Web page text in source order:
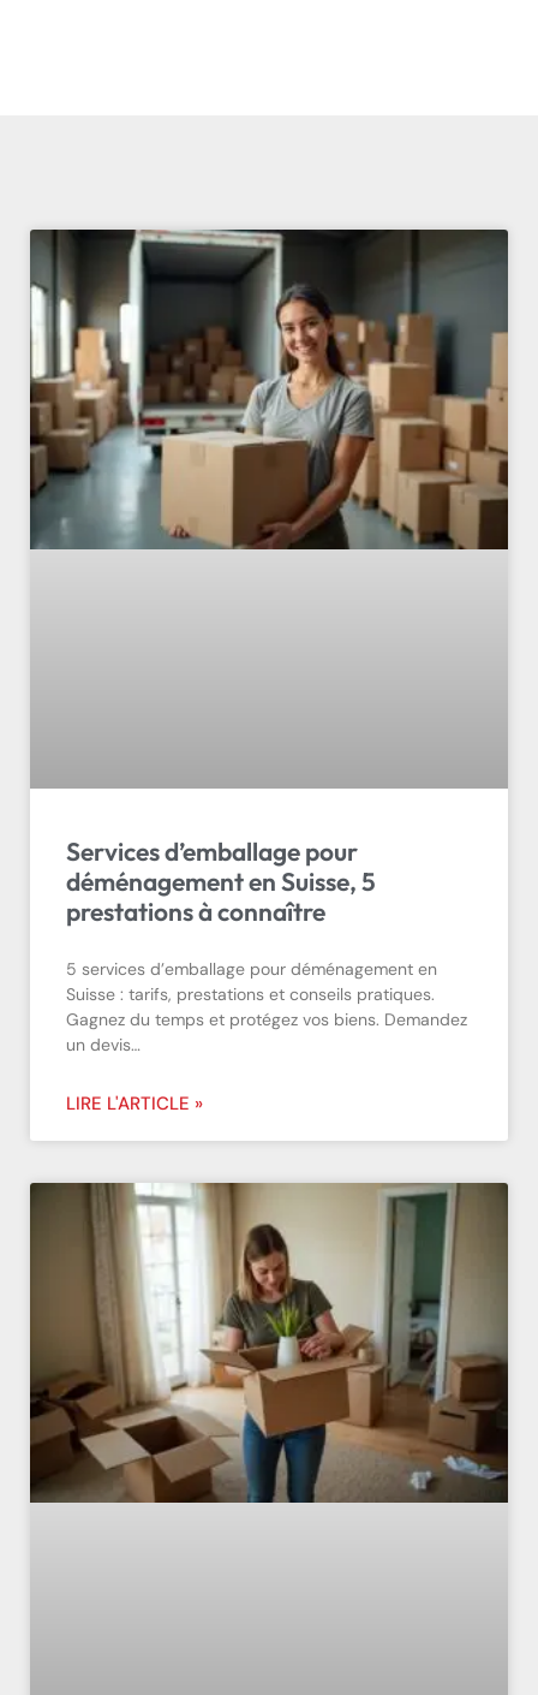
Services d’emballage pour
déménagement en Suisse, 5
prestations à connaître
5 services d’emballage pour déménagement en
Suisse : tarifs, prestations et conseils pratiques.
Gagnez du temps et protégez vos biens. Demandez
un devis…
LIRE L'ARTICLE »